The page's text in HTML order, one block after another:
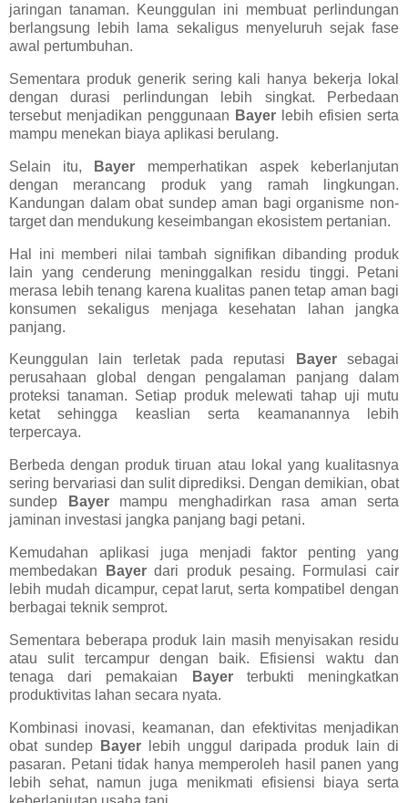
jaringan tanaman. Keunggulan ini membuat perlindungan
berlangsung lebih lama sekaligus menyeluruh sejak fase
awal pertumbuhan.
Sementara produk generik sering kali hanya bekerja lokal
dengan durasi perlindungan lebih singkat. Perbedaan
tersebut menjadikan penggunaan Bayer lebih efisien serta
mampu menekan biaya aplikasi berulang.
Selain itu, Bayer memperhatikan aspek keberlanjutan
dengan merancang produk yang ramah lingkungan.
Kandungan dalam obat sundep aman bagi organisme non-
target dan mendukung keseimbangan ekosistem pertanian.
Hal ini memberi nilai tambah signifikan dibanding produk
lain yang cenderung meninggalkan residu tinggi. Petani
merasa lebih tenang karena kualitas panen tetap aman bagi
konsumen sekaligus menjaga kesehatan lahan jangka
panjang.
Keunggulan lain terletak pada reputasi Bayersebagai
perusahaan global dengan pengalaman panjang dalam
proteksi tanaman. Setiap produk melewati tahap uji mutu
ketat sehingga keaslian serta keamanannya lebih
terpercaya.
Berbeda dengan produk tiruan atau lokal yang kualitasnya
sering bervariasi dan sulit diprediksi. Dengan demikian, obat
sundep
Bayermampu menghadirkan rasa aman serta
jaminan investasi jangka panjang bagi petani.
Kemudahan aplikasi juga menjadi faktor penting yang
membedakan
Bayerdari produk pesaing. Formulasi cair
lebih mudah dicampur, cepat larut, serta kompatibel dengan
berbagai teknik semprot.
Sementara beberapa produk lain masih menyisakan residu
atau sulit tercampur dengan baik. Efisiensi waktu dan
tenaga dari pemakaian
Bayerterbukti meningkatkan
produktivitas lahan secara nyata.
Kombinasi inovasi, keamanan, dan efektivitas menjadikan
obat sundep
Bayer
lebih unggul daripada produk lain di
pasaran. Petani tidak hanya memperoleh hasil panen yang
lebih sehat, namun juga menikmati efisiensi biaya serta